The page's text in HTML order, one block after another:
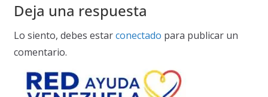
Deja una respuesta
Lo siento, debes estarconectado para publicar un
comentario.